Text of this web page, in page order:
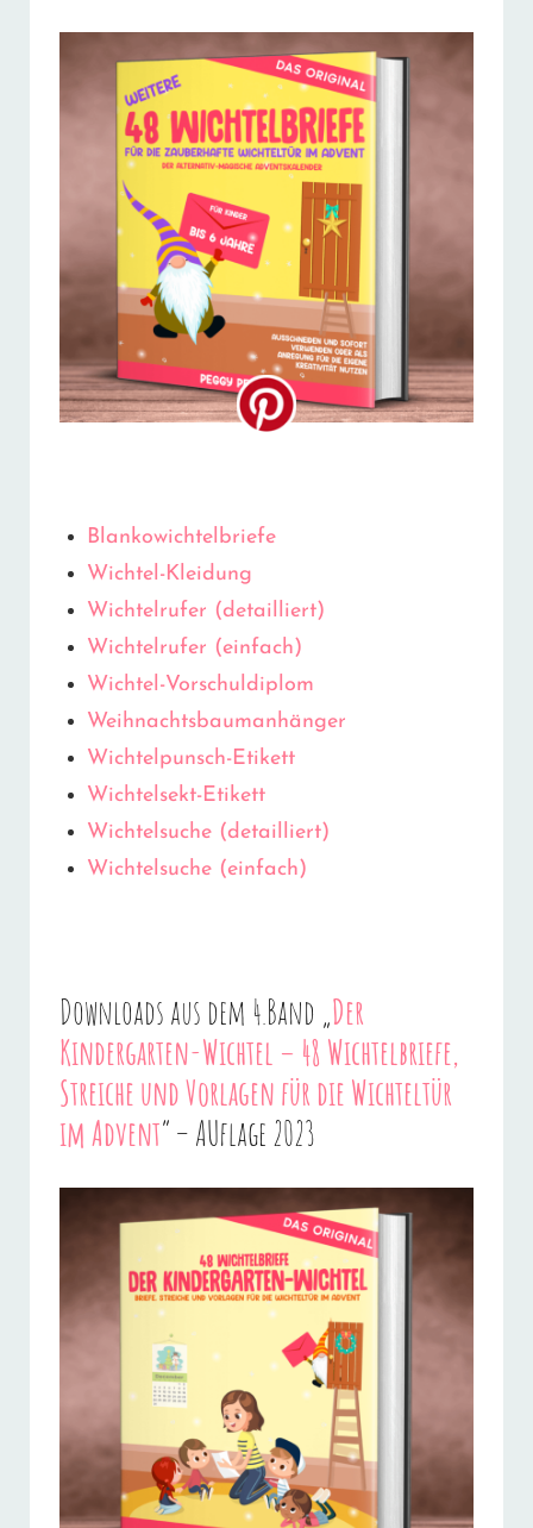
Blankowichtelbriefe
Wichtel-Kleidung
Wichtelrufer (detailliert)
Wichtelrufer (einfach)
Wichtel-Vorschuldiplom
Weihnachtsbaumanhänger
Wichtelpunsch-Etikett
Wichtelsekt-Etikett
Wichtelsuche (detailliert)
Wichtelsuche (einfach)
Downloads aus dem 4.Band „Der
Kindergarten-Wichtel – 48 Wichtelbriefe,
Streiche und Vorlagen für die Wichteltür
im Advent“ – AUflage 2023